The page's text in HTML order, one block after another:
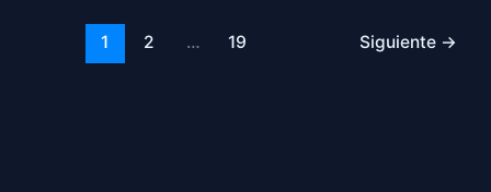
1 2 … 19 Siguiente →